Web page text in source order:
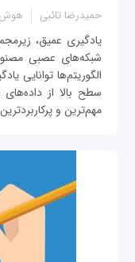
حمیدرضا تائبی هوش
یادگیری عمیق،
شبکه‌های عصبی
الگوریتم‌ها توانایی
سطح بالا از
مهم‌ترین و